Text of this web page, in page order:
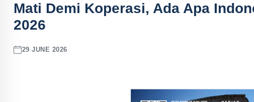
Mati Demi Koperasi, Ada Apa
2026
29 JUNE 2026